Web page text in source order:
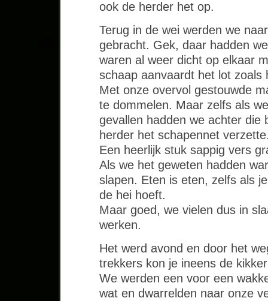
ook de herder het op.
Terug in de wei werden we
gebracht. Gek, daar hadden
waren al weer dicht op elkaar
schaap aanvaardt het lot
Met onze overvol gestouwde
te dommelen. Maar zelfs als
gevallen hadden we achter die
herder het schapennet
Een heerlijk stuk sappig vers
Als we het geweten hadden
slapen. Eten is eten, zelfs als
de hei hoeft.
Maar goed, we vielen dus in
werken.
Het werd avond en door het
trekkers kon je ineens de
We werden een voor een
wat en dwarrelden naar onze